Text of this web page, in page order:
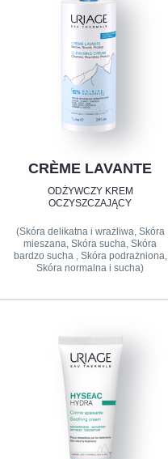
CRÈME LAVANTE
ODŻYWCZY KREM
OCZYSZCZAJĄCY
(Skóra delikatna i wrażliwa, Skóra
mieszana, Skóra sucha, Skóra
bardzo sucha , Skóra podrażniona,
Skóra normalna i sucha)